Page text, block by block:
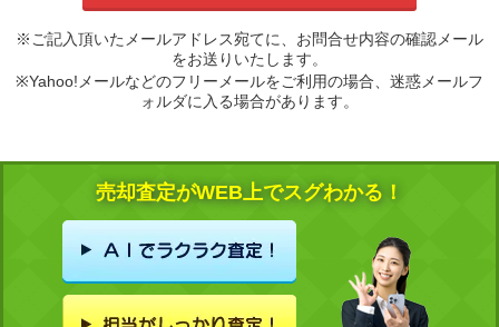
※ご記入頂いたメールアドレス宛てに、お問合せ内容の確認メール
をお送りいたします。
※Yahoo!メールなどのフリーメールをご利用の場合、迷惑メールフ
ォルダに入る場合があります。
売却査定がWEB上でスグわかる！